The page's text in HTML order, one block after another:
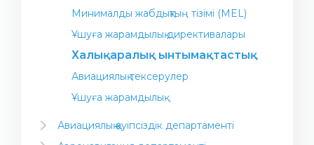
Минималды жабдықтың тізімі (MEL)
Ұшуға жарамдылық директивалары
Халықаралық ынтымақтастық
Авиациялық тексерулер
Ұшуға жарамдылық
Авиациялық қауіпсіздік департаменті
ИКАО (ИКАО еуропалық және Солтүстік